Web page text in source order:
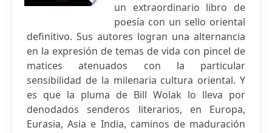
un extraordinario libro de
poesía con un sello oriental
definitivo. Sus autores logran una alternancia
en la expresión de temas de vida con pincel de
matices atenuados con la particular
sensibilidad de la milenaria cultura oriental. Y
es que la pluma de Bill Wolak lo lleva por
denodados senderos literarios, en Europa,
Eurasia, Asia e India, caminos de maduración